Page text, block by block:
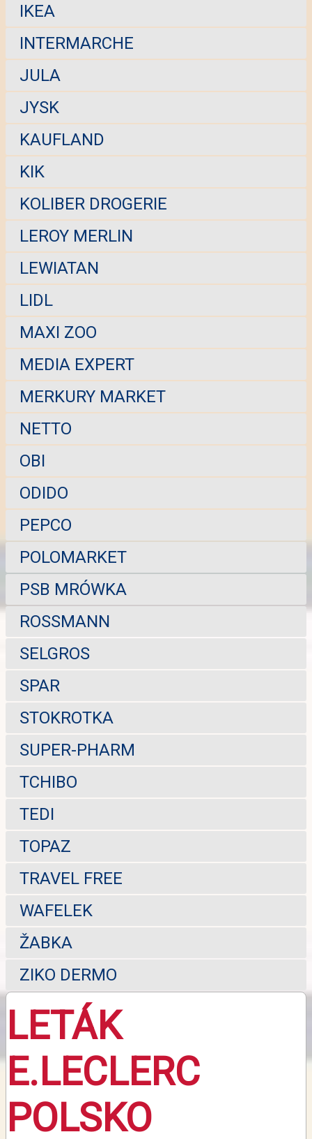
IKEA
INTERMARCHE
JULA
JYSK
KAUFLAND
KIK
KOLIBER DROGERIE
LEROY MERLIN
LEWIATAN
LIDL
MAXI ZOO
MEDIA EXPERT
MERKURY MARKET
NETTO
OBI
ODIDO
PEPCO
POLOMARKET
PSB MRÓWKA
ROSSMANN
SELGROS
SPAR
STOKROTKA
SUPER-PHARM
TCHIBO
TEDI
TOPAZ
TRAVEL FREE
WAFELEK
ŽABKA
ZIKO DERMO
LETÁK
E.LECLERC
POLSKO